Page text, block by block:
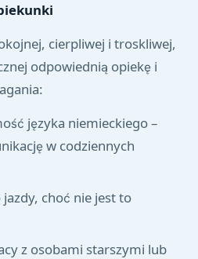
cierpliwej i troskliwej,
odpowiednią opiekę i
języka niemieckiego –
w codziennych
choć nie jest to
z osobami starszymi lub